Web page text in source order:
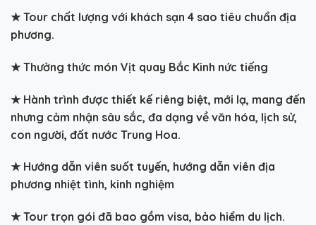
★Tour chất lượng với khách sạn 4 sao tiêu chuẩn địa
phương.
★Thưởng thức món Vịt quay Bắc Kinh nức tiếng
★Hành trình được thiết kế riêng biệt, mới lạ, mang đến
nhưng cảm nhận sâu sắc, đa dạng về văn hóa, lịch sử,
con người, đất nước Trung Hoa.
★Hướng dẫn viên suốt tuyến, hướng dẫn viên địa
phương nhiệt tình, kinh nghiệm
★Tour trọn gói đã bao gồm visa, bảo hiểm du lịch.